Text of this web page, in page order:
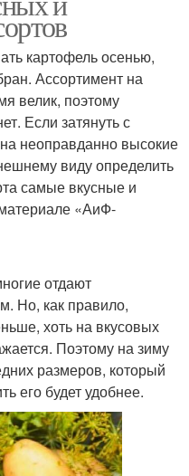
картофель осенью,
Ассортимент на
велик, поэтому
Если затянуть с
неоправданно высокие
виду определить
самые вкусные и
«АиФ-
отдают
Но, как правило,
хоть на вкусовых
Поэтому на зиму
размеров, который
его будет удобнее.